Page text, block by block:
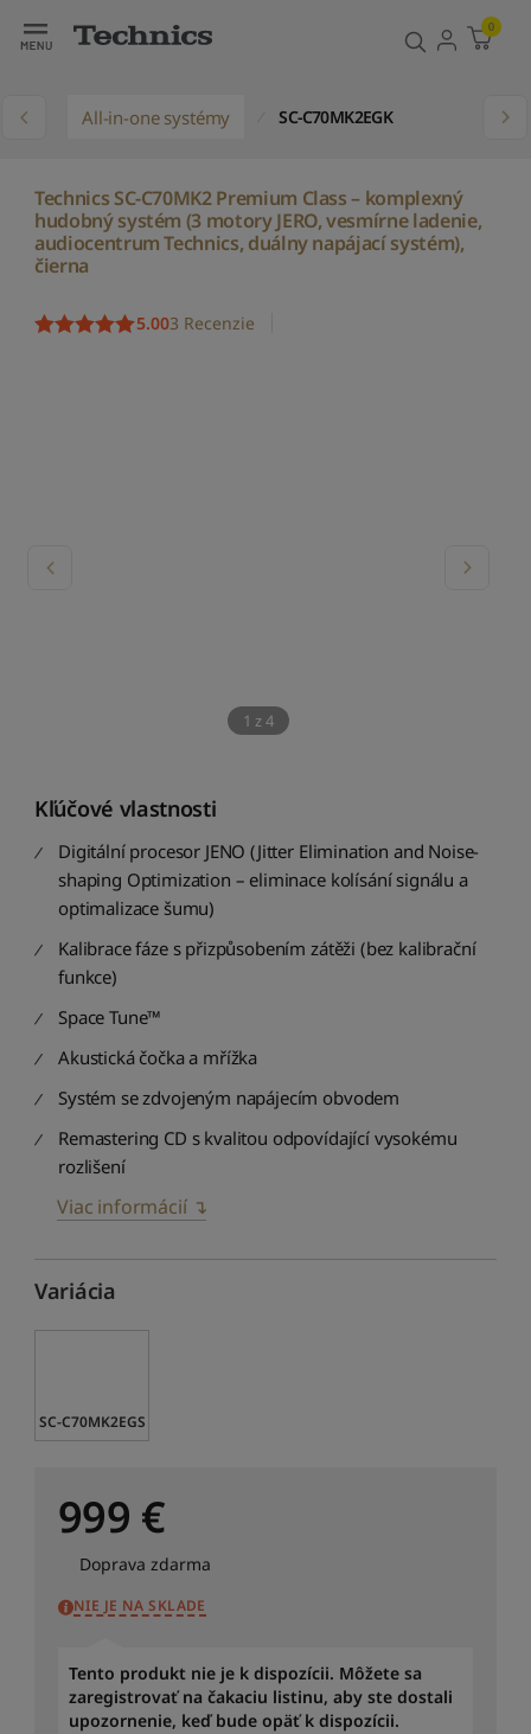
0
All-in-one systémy SC-C70MK2EGK
Technics SC-C70MK2 Premium Class – komplexný
hudobný systém (3 motory JERO, vesmírne ladenie,
audiocentrum Technics, duálny napájací systém),
čierna
5.003 Recenzie
1 z4
Kľúčové vlastnosti
Digitální procesor JENO (Jitter Elimination and Noise-
shaping Optimization – eliminace kolísání signálu a
optimalizace šumu)
Kalibrace fáze s přizpůsobením zátěži (bez kalibrační
funkce)
Space Tune™
Akustická čočka a mřížka
Systém se zdvojeným napájecím obvodem
Remastering CD s kvalitou odpovídající vysokému
rozlišení
Viac informácií ↴
Variácia
SC-C70MK2EGS
999 €
Doprava zdarma
NIE JE NA SKLADE
Tento produkt nie je k dispozícii. Môžete sa
zaregistrovať na čakaciu listinu, aby ste dostali
upozornenie, keď bude opäť k dispozícii.